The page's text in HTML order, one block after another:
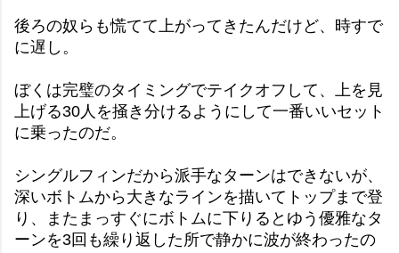
後ろの奴らも慌てて上がってきたんだけど、時すで
に遅し。
ぼくは完璧のタイミングでテイクオフして、上を見
上げる30人を掻き分けるようにして一番いいセット
に乗ったのだ。
シングルフィンだから派手なターンはできないが、
深いボトムから大きなラインを描いてトップまで登
り、またまっすぐにボトムに下りるとゆう優雅なタ
ーンを3回も繰り返した所で静かに波が終わったの